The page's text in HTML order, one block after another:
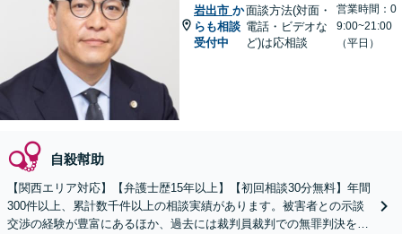
岩出市 か
らも相談
受付中
面談方法(対面・
電話・ビデオな
ど)は応相談
営業時間：0
9:00~21:00
（平日）
自殺幇助
【関西エリア対応】【弁護士歴15年以上】【初回相談30分無料】年間
300件以上、累計数千件以上の相談実績があります。被害者との示談
交渉の経験が豊富にあるほか、過去には裁判員裁判での無罪判決を獲